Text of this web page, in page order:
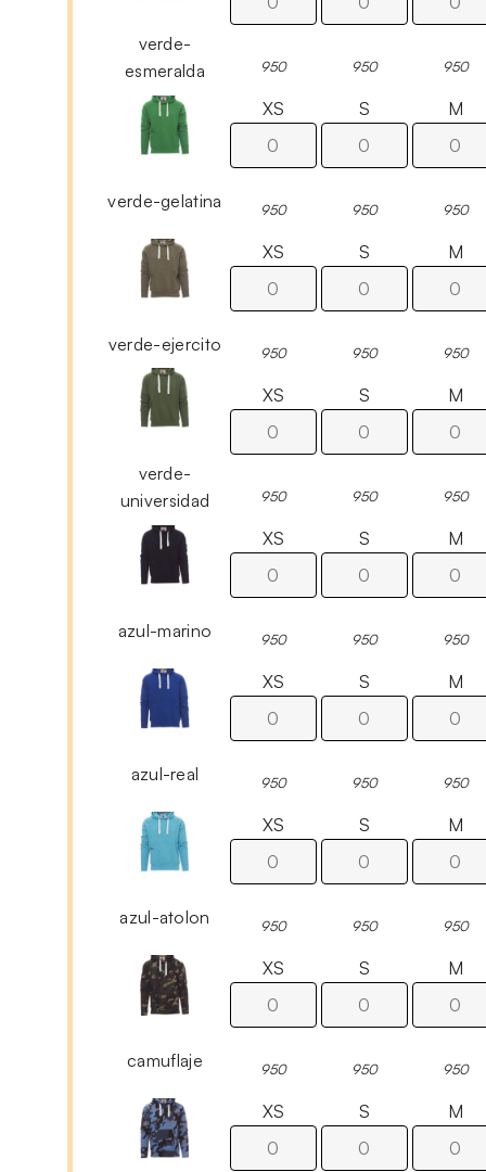
verde-
esmeralda
950 950 950
verde-gelatina
XS
950
S
950
M
950
verde-ejercito
XS
950
S
950
M
950
verde-
universidad
XS
950
S
950
M
950
azul-marino
XS
950
S
950
M
950
azul-real
XS
950
S
950
M
950
azul-atolon
XS
950
S
950
M
950
camuflaje
XS
950
S
950
M
950
XS S M